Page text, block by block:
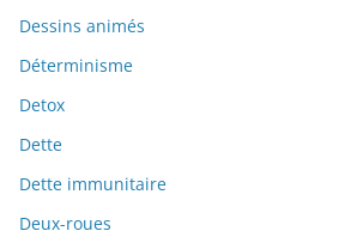
Dessins animés
Déterminisme
Detox
Dette
Dette immunitaire
Deux-roues